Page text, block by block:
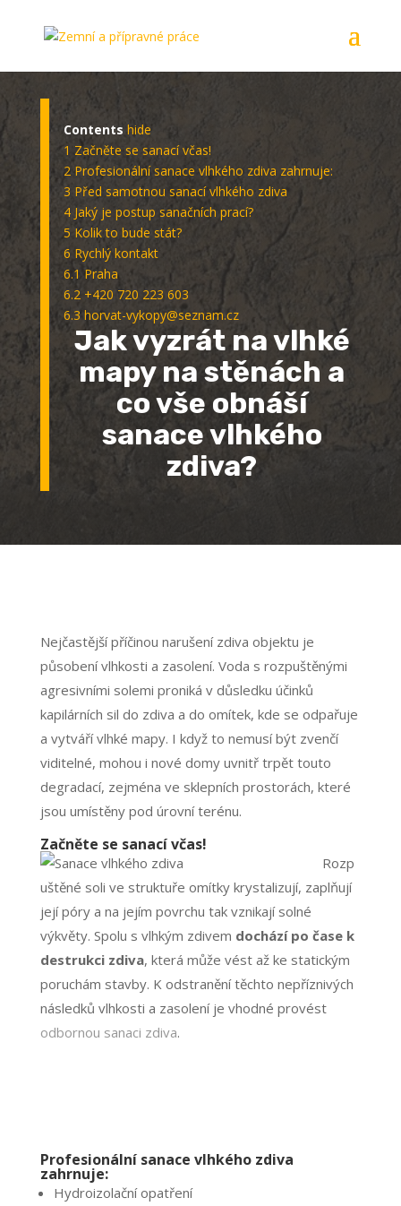
Contents hide
1 Začněte se sanací včas!
2 Profesionální sanace vlhkého zdiva zahrnuje:
3 Před samotnou sanací vlhkého zdiva
4 Jaký je postup sanačních prací?
5 Kolik to bude stát?
6 Rychlý kontakt
6.1 Praha
6.2 +420 720 223 603
6.3 horvat-vykopy@seznam.cz
Jak vyzrát na vlhké
mapy na stěnách a
co vše obnáší
sanace vlhkého
zdiva?
Nejčastější příčinou narušení zdiva objektu je
působení vlhkosti a zasolení. Voda s rozpuštěnými
agresivními solemi proniká v důsledku účinků
kapilárních sil do zdiva a do omítek, kde se odpařuje
a vytváří vlhké mapy. I když to nemusí být zvenčí
viditelné, mohou i nové domy uvnitř trpět touto
degradací, zejména ve sklepních prostorách, které
jsou umístěny pod úrovní terénu.
Začněte se sanací včas!
Rozp
uštěné soli ve struktuře omítky krystalizují, zaplňují
její póry a na jejím povrchu tak vznikají solné
výkvěty. Spolu s vlhkým zdivem dochází po čase k
destrukci zdiva, která může vést až ke statickým
poruchám stavby. K odstranění těchto nepříznivých
následků vlhkosti a zasolení je vhodné provést
odbornou sanaci zdiva.
Profesionální sanace vlhkého zdiva
zahrnuje:
Hydroizolační opatření